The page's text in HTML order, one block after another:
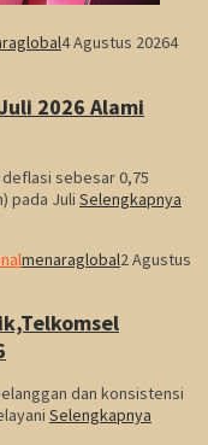
4 Agustus 20264
2026 Alami
deflasi sebesar 0,75
pada Juli Selengkapnya
menaraglobal2 Agustus
dan konsistensi
Selengkapnya